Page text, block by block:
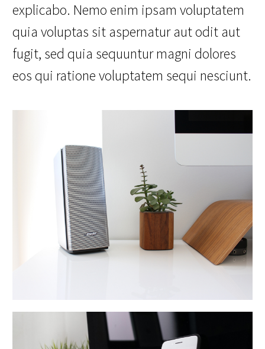
explicabo. Nemo enim ipsam voluptatem
quia voluptas sit aspernatur aut odit aut
fugit, sed quia sequuntur magni dolores
eos qui ratione voluptatem sequi nesciunt.